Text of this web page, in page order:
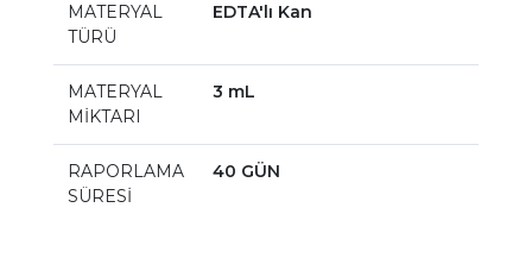
MATERYAL
TÜRÜ
EDTA'lı Kan
MATERYAL
MİKTARI
3 mL
RAPORLAMA
SÜRESİ
40 GÜN